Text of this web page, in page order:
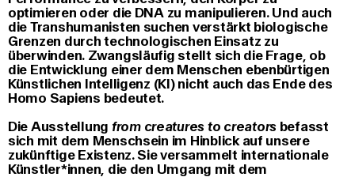
optimieren oder die DNA zu manipulieren. Und auch
die Transhumanisten suchen verstärkt biologische
Grenzen durch technologischen Einsatz zu
überwinden. Zwangsläufig stellt sich die Frage, ob
die Entwicklung einer dem Menschen ebenbürtigen
Künstlichen Intelligenz (KI) nicht auch das Ende des
Homo Sapiens bedeutet.
Die Ausstellung from creatures to creators befasst
sich mit dem Menschsein im Hinblick auf unsere
zukünftige Existenz. Sie versammelt internationale
Künstler*innen, die den Umgang mit dem